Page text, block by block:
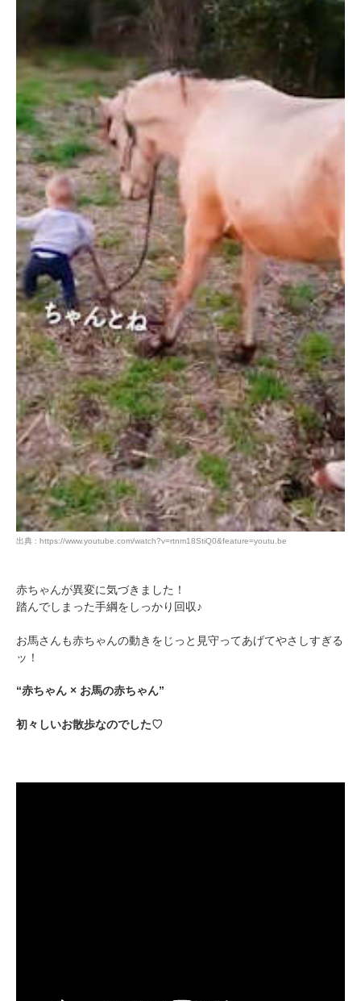
出典 : https://www.youtube.com/watch?v=rtnm18StiQ0&feature=youtu.be
赤ちゃんが異変に気づきました！
踏んでしまった手綱をしっかり回収♪
お馬さんも赤ちゃんの動きをじっと見守ってあげてやさしすぎる
ッ！
“赤ちゃん × お馬の赤ちゃん”
初々しいお散歩なのでした♡